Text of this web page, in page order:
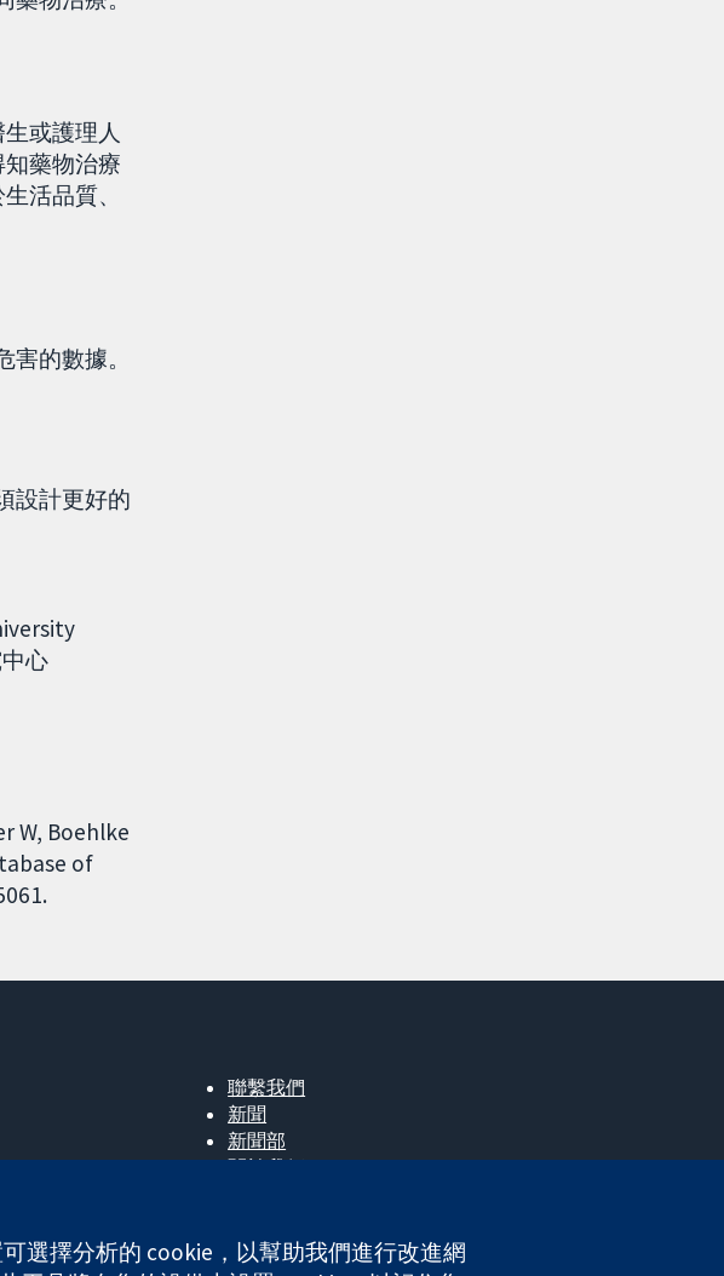
或護理人
藥物治療
活品質、
的數據。
設計更好的
心
W, Boehlke
of
聯繫我們
新聞
新聞部
關於我們
選擇分析的 cookie，以幫助我們進行改進網